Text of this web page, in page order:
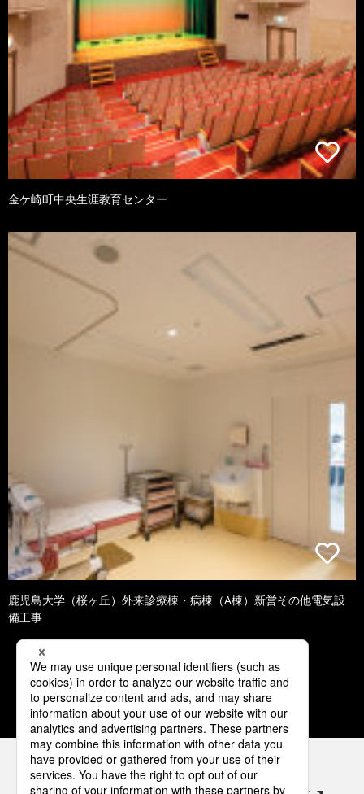
金ケ崎町中央生涯教育センター
鹿児島大学（桜ヶ丘）外来診療棟・病棟（A棟）新営その他電気設
備工事
1 2 3 4 5
パナソニックの電気設備 SNSアカウント